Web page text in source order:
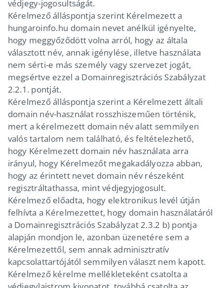
védjegy-jogosultságát.
Kérelmező álláspontja szerint Kérelmezett a
hungaroinfo.hu domain nevet anélkül igényelte,
hogy meggyőződött volna arról, hogy az általa
választott név, annak igénylése, illetve használata
nem sérti-e más személy vagy szervezet jogát,
megsértve ezzel a Domainregisztrációs Szabályzat
2.2.1. pontját.
Kérelmező álláspontja szerint a Kérelmezett általi
domain név-használat rosszhiszeműen történik,
mert a kérelmezett domain név alatt semmilyen
valós tartalom nem található, és feltételezhető,
hogy Kérelmezett domain név használata arra
irányul, hogy Kérelmezőt megakadályozza abban,
hogy az érintett nevet domain név részeként
regisztráltathassa, mint védjegyjogosult.
Kérelmező előadta, hogy elektronikus levél útján
felhívta a Kérelmezettet, hogy domain használatáról
a Domainregisztrációs Szabályzat 2.3.2 b) pontja
alapján mondjon le, azonban üzenetére sem a
Kérelmezettől, sem annak adminisztratív
kapcsolattartójától semmilyen választ nem kapott.
Kérelmező kérelme mellékleteként csatolta a